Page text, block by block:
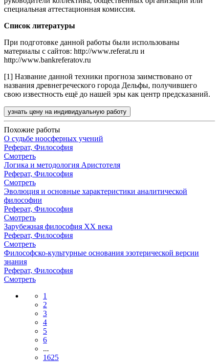
специальная аттестационная комиссия.
Список литературы
При подготовке данной работы были использованы
материалы с сайтов: http://www.referat.ru и
http://www.bankreferatov.ru
[1] Название данной техники прогноза заимствовано от
названия древнегреческого города Дельфы, получившего
свою известность ещё до нашей эры как центр предсказаний.
узнать цену на индивидуальную работу
Похожие работы
О судьбе ноосферных учений
Реферат, Философия
Смотреть
Логика и методология Аристотеля
Реферат, Философия
Смотреть
Эволюция и основные характеристики аналитической
философии
Реферат, Философия
Смотреть
Зарубежная философия ХХ века
Реферат, Философия
Смотреть
Философско-культурные основания эзотерической версии
знания
Реферат, Философия
Смотреть
1
2
3
4
5
6
...
1625